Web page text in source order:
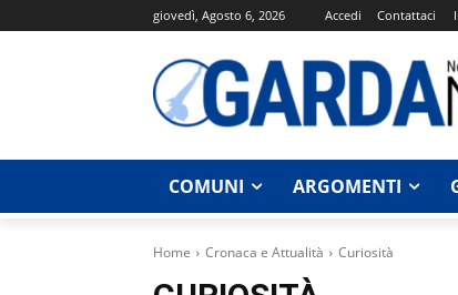
giovedì, Agosto 6, 2026 Accedi Contattaci
COMUNI ARGOMENTI
Home Cronaca e Attualità Curiosità